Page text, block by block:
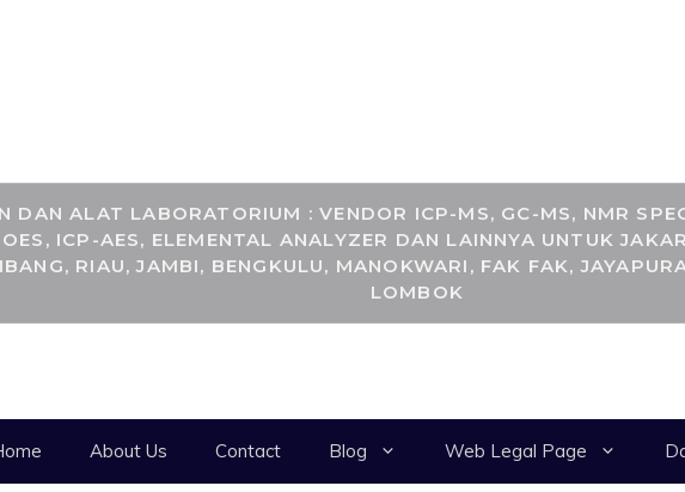
DAN ALAT LABORATORIUM : VENDOR ICP-MS, GC-MS, NMR
ICP-AES, ELEMENTAL ANALYZER DAN LAINNYA UNTUK
RIAU, JAMBI, BENGKULU, MANOKWARI, FAK FAK,
LOMBOK
About Us Contact Blog Web Legal Page